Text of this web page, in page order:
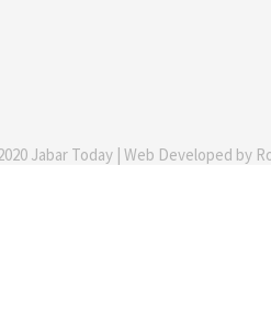
Jabar Today | Web Developed by